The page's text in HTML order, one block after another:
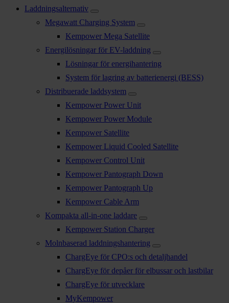
Laddningsalternativ
Megawatt Charging System
Kempower Mega Satellite
Energilösningar för EV-laddning
Lösningar för energihantering
System för lagring av batterienergi (BESS)
Distribuerade laddsystem
Kempower Power Unit
Kempower Power Module
Kempower Satellite
Kempower Liquid Cooled Satellite
Kempower Control Unit
Kempower Pantograph Down
Kempower Pantograph Up
Kempower Cable Arm
Kompakta all-in-one laddare
Kempower Station Charger
Molnbaserad laddningshantering
ChargEye för CPO:s och detaljhandel
ChargEye för depåer för elbussar och lastbilar
ChargEye för utvecklare
MyKempower